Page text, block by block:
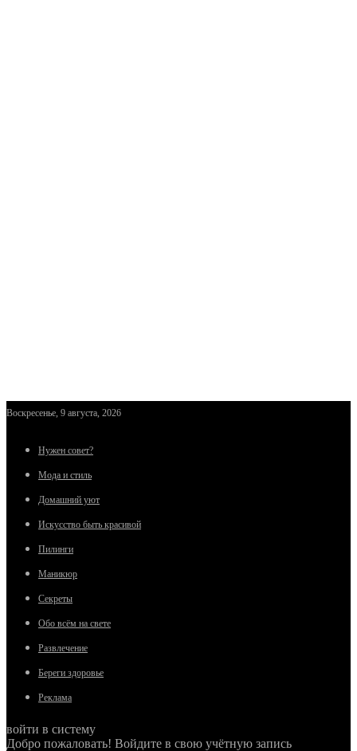
Воскресенье, 9 августа, 2026
Нужен совет?
Мода и стиль
Домашний уют
Искусство быть красивой
Пилинги
Маникюр
Секреты
Обо всём на свете
Развлечение
Береги здоровье
Реклама
войти в систему
Добро пожаловать! Войдите в свою учётную запись